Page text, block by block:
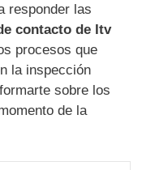
responder las
contacto de Itv
procesos que
la inspección
sobre los
de la